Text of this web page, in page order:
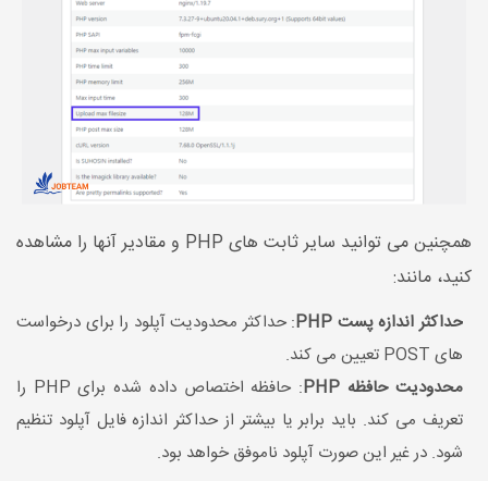
همچنین می توانید سایر ثابت های PHP و مقادیر آنها را مشاهده
کنید، مانند:
حداکثر اندازه پست PHP
: حداکثر محدودیت آپلود را برای درخواست
های POST تعیین می کند.
محدودیت حافظه PHP
: حافظه اختصاص داده شده برای PHP را
تعریف می کند. باید برابر یا بیشتر از حداکثر اندازه فایل آپلود تنظیم
شود. در غیر این صورت آپلود ناموفق خواهد بود.